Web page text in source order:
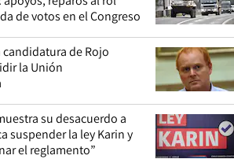
de votos en el Congreso
de Rojo
la Unión
su desacuerdo a
suspender la ley Karin y
el reglamento”